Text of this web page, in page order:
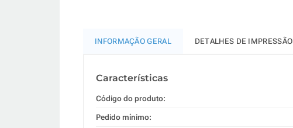
INFORMAÇÃO GERAL DETALHES DE IMPRESSÃO
Características
Código do produto:
Pedido mínimo: